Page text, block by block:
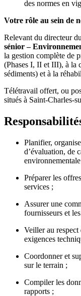
des normes en
Votre rôle au sein de
Relevant du directeur
sénior –
la gestion complète de
(Phases I, II et III), à la
sédiments) et à la
Télétravail offert, ou
situés à Saint-Charles-
Planifier,
d’évaluation, de
Préparer les
services ;
Assurer une
fournisseurs et
Veiller au respect
exigences
Coordonner et
sur le terrain ;
Compiler les
rapports ;